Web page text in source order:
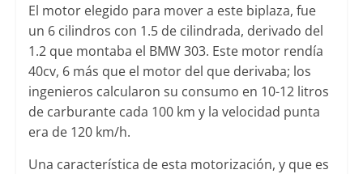
El motor elegido para mover a este biplaza, fue
un 6 cilindros con 1.5 de cilindrada, derivado del
1.2 que montaba el BMW 303. Este motor rendía
40cv, 6 más que el motor del que derivaba; los
ingenieros calcularon su consumo en 10-12 litros
de carburante cada 100 km y la velocidad punta
era de 120 km/h.
Una característica de esta motorización, y que es